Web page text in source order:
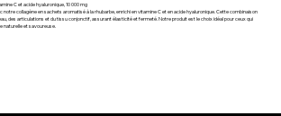
C et acide hyaluronique, 10 000 mg
notre collagène en sachets aromatisé à la rhubarbe, enrichi en vitamine C et en acide hyaluronique. Cette combinaison
des articulations et du tissu conjonctif, assurant élasticité et fermeté. Notre produit est le choix idéal pour ceux qui
naturelle et savoureuse.